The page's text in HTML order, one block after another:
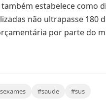
estabelece como
não ultrapasse 180
por parte do
#saude #sus